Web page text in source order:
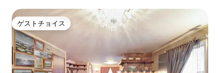
ゲストチョイス
ゲストチョイス